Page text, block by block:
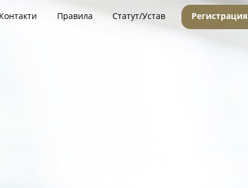
Правила Статут/Устав Регистрация